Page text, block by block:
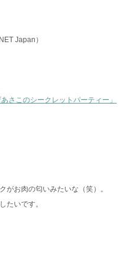
Japan）
さこのシークレットパーティー」
がお肉の匂いみたいな（笑）。
たいです。